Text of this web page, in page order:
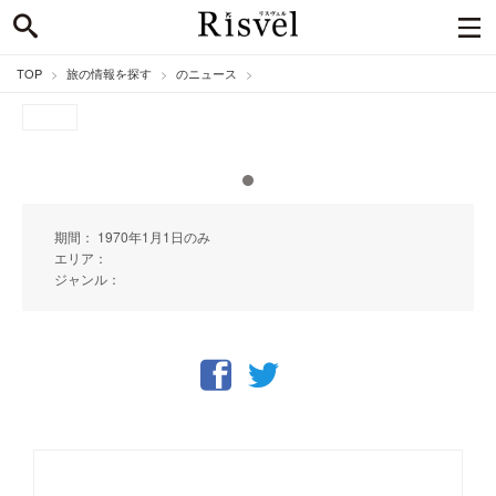
TOP 旅の情報を探す のニュース
期間： 1970年1月1日のみ
エリア：
ジャンル：